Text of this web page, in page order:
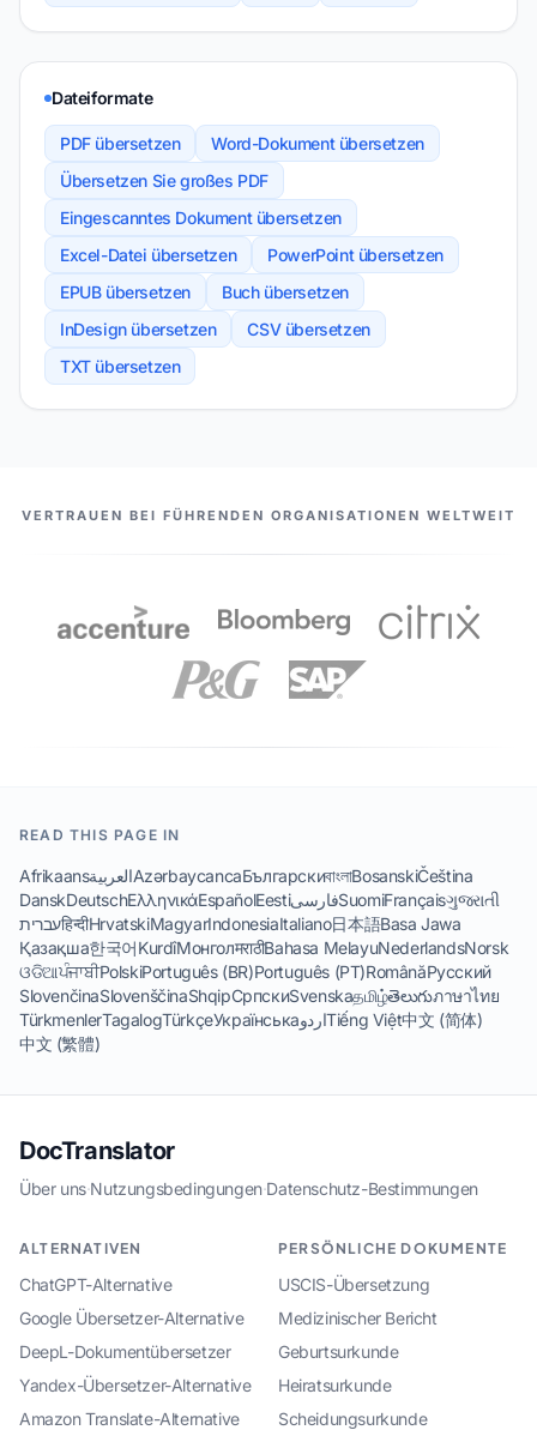
Dateiformate
PDF übersetzen
Word-Dokument übersetzen
Übersetzen Sie großes PDF
Eingescanntes Dokument übersetzen
Excel-Datei übersetzen
PowerPoint übersetzen
EPUB übersetzen
Buch übersetzen
InDesign übersetzen
CSV übersetzen
TXT übersetzen
UNSERE PARTNER
VERTRAUEN BEI FÜHRENDEN ORGANISATIONEN WELTWEIT
READ THIS PAGE IN
AfrikaansالعربيةAzərbaycancaБългарскиবাংলাBosanskiČeština
DanskDeutschΕλληνικάEspañolEestiفارسیSuomiFrançaisગુજરાતી
עבריתहिन्दीHrvatskiMagyarIndonesiaItaliano日本語Basa Jawa
Қазақша한국어KurdîМонголमराठीBahasa MelayuNederlandsNorsk
ଓଡିଆਪੰਜਾਬੀPolskiPortuguês (BR)Português (PT)RomânăРусский
SlovenčinaSlovenščinaShqipСрпскиSvenskaதமிழ்తెలుగుภาษาไทย
TürkmenlerTagalogTürkçeУкраїнськаاردوTiếng Việt中文 (简体)
中文 (繁體)
DocTranslator
Über uns·Nutzungsbedingungen·Datenschutz-Bestimmungen
ALTERNATIVEN
ChatGPT-Alternative
Google Übersetzer-Alternative
DeepL-Dokumentübersetzer
Yandex-Übersetzer-Alternative
Amazon Translate-Alternative
PERSÖNLICHE DOKUMENTE
USCIS-Übersetzung
Medizinischer Bericht
Geburtsurkunde
Heiratsurkunde
Scheidungsurkunde